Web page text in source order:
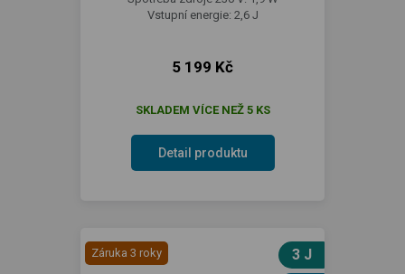
Vstupní energie: 2,6 J
5 199 Kč
SKLADEM VÍCE NEŽ 5 KS
Detail produktu
Záruka 3 roky 3 J